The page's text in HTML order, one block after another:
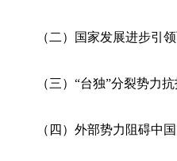
（二）国家发展进步引领
（三）“台独”分裂势力抗
（四）外部势力阻碍中国